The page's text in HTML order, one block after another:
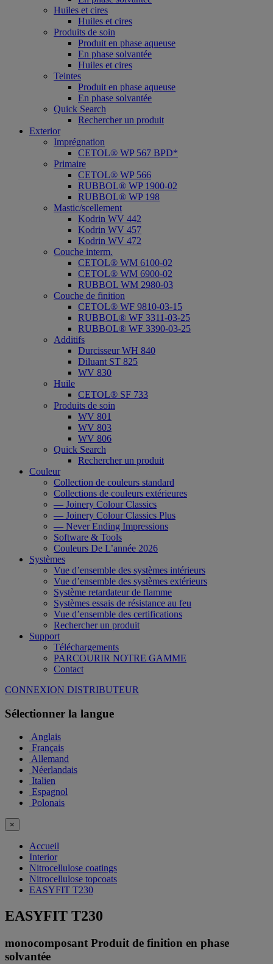
Huiles et cires
Huiles et cires
Produits de soin
Produit en phase aqueuse
En phase solvantée
Huiles et cires
Teintes
Produit en phase aqueuse
En phase solvantée
Quick Search
Rechercher un produit
Exterior
Imprégnation
CETOL® WP 567 BPD*
Primaire
CETOL® WP 566
RUBBOL® WP 1900-02
RUBBOL® WP 198
Mastic/scellement
Kodrin WV 442
Kodrin WV 457
Kodrin WV 472
Couche interm.
CETOL® WM 6100-02
CETOL® WM 6900-02
RUBBOL WM 2980-03
Couche de finition
CETOL® WF 9810-03-15
RUBBOL® WF 3311-03-25
RUBBOL® WF 3390-03-25
Additifs
Durcisseur WH 840
Diluant ST 825
WV 830
Huile
CETOL® SF 733
Produits de soin
WV 801
WV 803
WV 806
Quick Search
Rechercher un produit
Couleur
Collection de couleurs standard
Collections de couleurs extérieures
— Joinery Colour Classics
— Joinery Colour Classics Plus
— Never Ending Impressions
Software & Tools
Couleurs De L’année 2026
Systèmes
Vue d’ensemble des systèmes intérieurs
Vue d’ensemble des systèmes extérieurs
Système retardateur de flamme
Systèmes essais de résistance au feu
Vue d’ensemble des certifications
Rechercher un produit
Support
Téléchargements
PARCOURIR NOTRE GAMME
Contact
CONNEXION DISTRIBUTEUR
Sélectionner la langue
Anglais
Français
Allemand
Néerlandais
Italien
Espagnol
Polonais
×
Accueil
Interior
Nitrocellulose coatings
Nitrocellulose topcoats
EASYFIT T230
EASYFIT T230
monocomposant Produit de finition en phase
solvantée